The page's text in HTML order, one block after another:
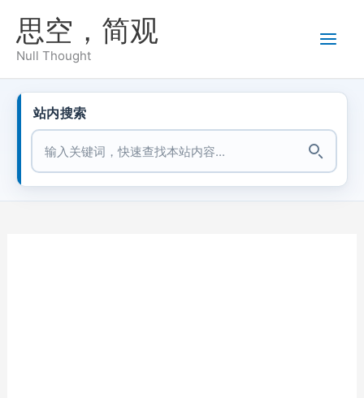
思空，简观
Null Thought
站内搜索
站内搜索